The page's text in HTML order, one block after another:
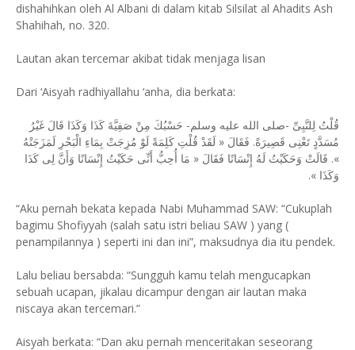
dishahihkan oleh Al Albani di dalam kitab Silsilat al Ahadits Ash
Shahihah, no. 320.
Lautan akan tercemar akibat tidak menjaga lisan
Dari ‘Aisyah radhiyallahu ‘anha, dia berkata:
قُلْتُ لِلنَّبِىِّ -صلى الله عليه وسلم- حَسْبُكَ مِنْ صَفِيَّةَ كَذَا وَكَذَا قَالَ غَيْرُ
مُسَدَّدٍ تَعْنِى قَصِيرَةً. فَقَالَ « لَقَدْ قُلْتِ كَلِمَةً لَوْ مُزِجَتْ بِمَاءِ الْبَحْرِ لَمَزَجَتْهُ
». قَالَتْ وَحَكَيْتُ لَهُ إِنْسَانًا فَقَالَ « مَا أُحِبُّ أَنِّى حَكَيْتُ إِنْسَانًا وَأَنَّ لِى كَذَا
وَكَذَا ».
“Aku pernah bekata kepada Nabi Muhammad SAW: “Cukuplah
bagimu Shofiyyah (salah satu istri beliau SAW ) yang (
penampilannya ) seperti ini dan ini”, maksudnya dia itu pendek.
Lalu beliau bersabda: “Sungguh kamu telah mengucapkan
sebuah ucapan, jikalau dicampur dengan air lautan maka
niscaya akan tercemari.”
Aisyah berkata: “Dan aku pernah menceritakan seseorang